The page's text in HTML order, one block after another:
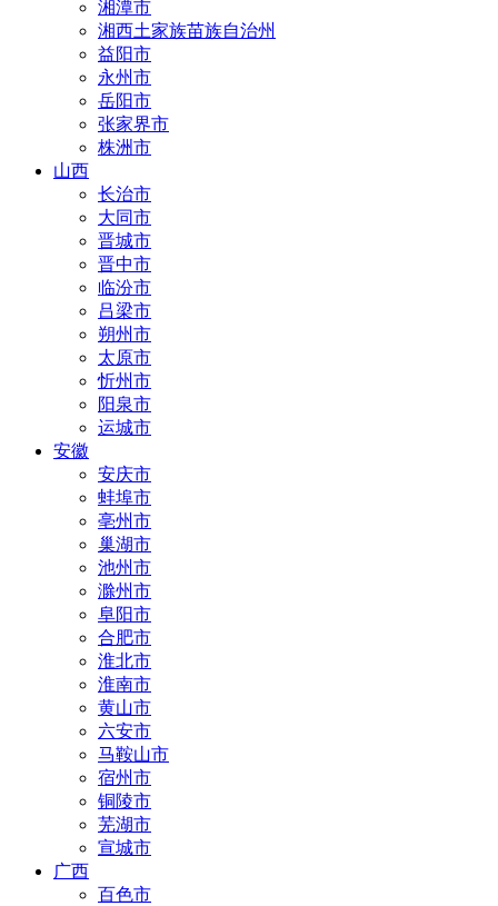
湘潭市
湘西土家族苗族自治州
益阳市
永州市
岳阳市
张家界市
株洲市
山西
长治市
大同市
晋城市
晋中市
临汾市
吕梁市
朔州市
太原市
忻州市
阳泉市
运城市
安徽
安庆市
蚌埠市
亳州市
巢湖市
池州市
滁州市
阜阳市
合肥市
淮北市
淮南市
黄山市
六安市
马鞍山市
宿州市
铜陵市
芜湖市
宣城市
广西
百色市